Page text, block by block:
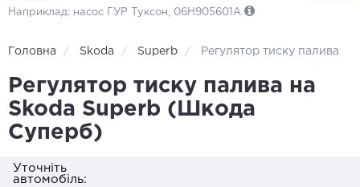
Наприклад: насос ГУР Туксон, 06H905601A
Головна Skoda Superb Регулятор тиску палива
Регулятор тиску палива на
Skoda Superb (Шкода
Суперб)
Уточніть
автомобіль: